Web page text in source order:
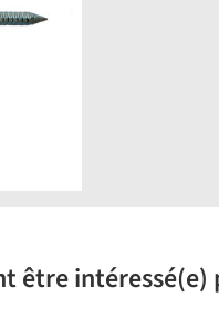
être intéressé(e)